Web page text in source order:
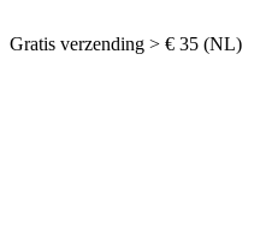
Gratis verzending > € 35 (NL)